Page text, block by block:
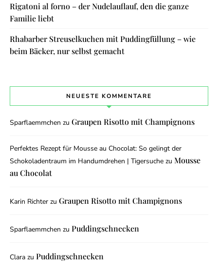
Rigatoni al forno – der Nudelauflauf, den die ganze
Familie liebt
Rhabarber Streuselkuchen mit Puddingfüllung – wie
beim Bäcker, nur selbst gemacht
NEUESTE KOMMENTARE
Sparflaemmchen zu Graupen Risotto mit Champignons
Perfektes Rezept für Mousse au Chocolat: So gelingt der
Schokoladentraum im Handumdrehen | Tigersuche zu Mousse
au Chocolat
Karin Richter zu Graupen Risotto mit Champignons
Sparflaemmchen zu Puddingschnecken
Clara zu Puddingschnecken